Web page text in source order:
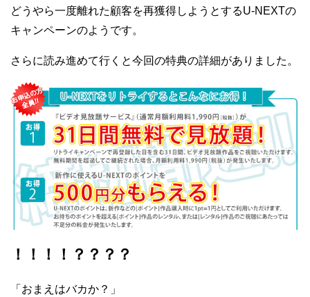
どうやら一度離れた顧客を再獲得しようとするU-NEXTの
キャンペーンのようです。
さらに読み進めて行くと今回の特典の詳細がありました。
！！！！？？？？
「おまえはバカか？」